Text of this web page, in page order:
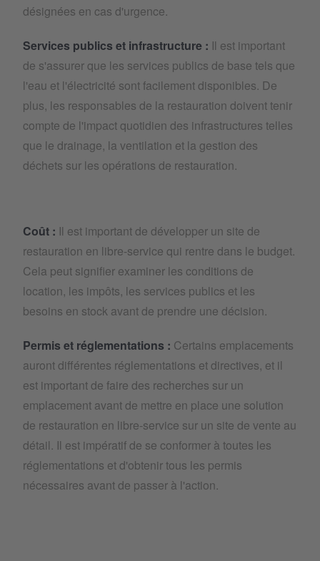
désignées en cas d'urgence.
Services publics et infrastructure : Il est important
de s'assurer que les services publics de base tels que
l'eau et l'électricité sont facilement disponibles. De
plus, les responsables de la restauration doivent tenir
compte de l'impact quotidien des infrastructures telles
que le drainage, la ventilation et la gestion des
déchets sur les opérations de restauration.
Coût : Il est important de développer un site de
restauration en libre-service qui rentre dans le budget.
Cela peut signifier examiner les conditions de
location, les impôts, les services publics et les
besoins en stock avant de prendre une décision.
Permis et réglementations : Certains emplacements
auront différentes réglementations et directives, et il
est important de faire des recherches sur un
emplacement avant de mettre en place une solution
de restauration en libre-service sur un site de vente au
détail. Il est impératif de se conformer à toutes les
réglementations et d'obtenir tous les permis
nécessaires avant de passer à l'action.